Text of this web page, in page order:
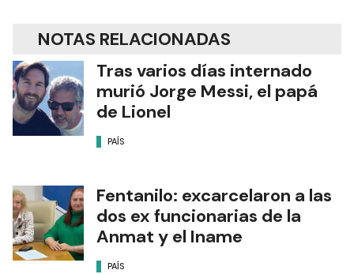
NOTAS RELACIONADAS
Tras varios días internado
murió Jorge Messi, el papá
de Lionel
PAÍS
Fentanilo: excarcelaron a las
dos ex funcionarias de la
Anmat y el Iname
PAÍS